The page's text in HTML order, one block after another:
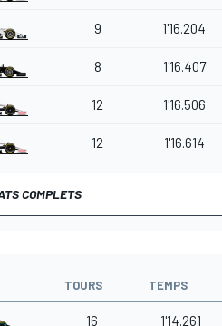
9 1'16.204
8 1'16.407
12 1'16.506
12 1'16.614
COMPLETS
TOURS TEMPS
16 1'14.261